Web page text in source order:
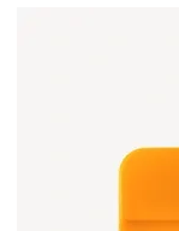
voreingestellte